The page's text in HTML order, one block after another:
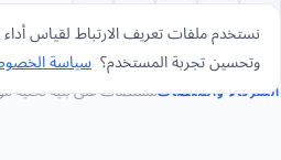
الشركاء والمنصاتمستضاف على بنية تحتية
نستخدم ملفات تعريف الارتباط لقياس أداء
وتحسين تجربة المستخدم؟ سياسة